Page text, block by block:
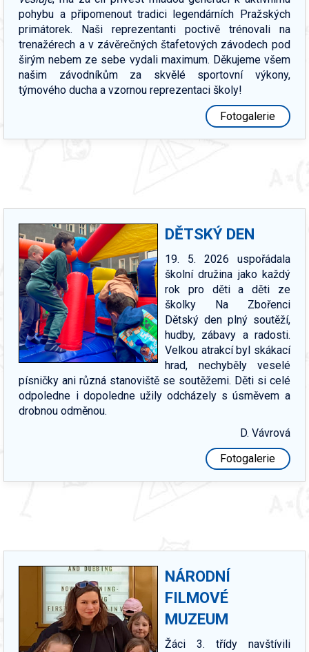
pohybu a připomenout tradici legendárních Pražských
primátorek. Naši reprezentanti poctivě trénovali na
trenažérech a v závěrečných štafetových závodech pod
širým nebem ze sebe vydali maximum. Děkujeme všem
našim závodníkům za skvělé sportovní výkony,
týmového ducha a vzornou reprezentaci školy!
Fotogalerie
DĚTSKÝ DEN
19. 5. 2026 uspořádala
školní družina jako každý
rok pro děti a děti ze
školky Na Zbořenci
Dětský den plný soutěží,
hudby, zábavy a radosti.
Velkou atrakcí byl skákací
hrad, nechyběly veselé
písničky ani různá stanoviště se soutěžemi. Děti si celé
odpoledne i dopoledne užily odcházely s úsměvem a
drobnou odměnou.
D. Vávrová
Fotogalerie
NÁRODNÍ
FILMOVÉ
MUZEUM
Žáci 3. třídy navštívili